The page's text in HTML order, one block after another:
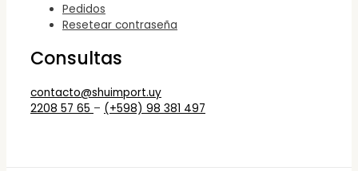
Pedidos
Resetear contraseña
Consultas
contacto@shuimport.uy
2208 57 65 – (+598) 98 381 497